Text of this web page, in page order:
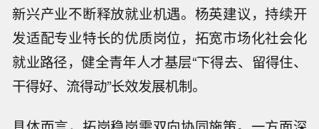
新兴产业不断释放就业机遇。杨英建议，持续开
发适配专业特长的优质岗位，拓宽市场化社会化
就业路径，健全青年人才基层“下得去、留得住、
干得好、流得动”长效发展机制。